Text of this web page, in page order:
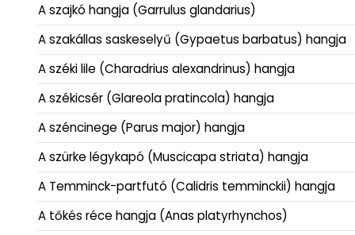
A szajkó hangja (Garrulus glandarius)
A szakállas saskeselyű (Gypaetus barbatus) hangja
A széki lile (Charadrius alexandrinus) hangja
A székicsér (Glareola pratincola) hangja
A széncinege (Parus major) hangja
A szürke légykapó (Muscicapa striata) hangja
A Temminck-partfutó (Calidris temminckii) hangja
A tőkés réce hangja (Anas platyrhynchos)